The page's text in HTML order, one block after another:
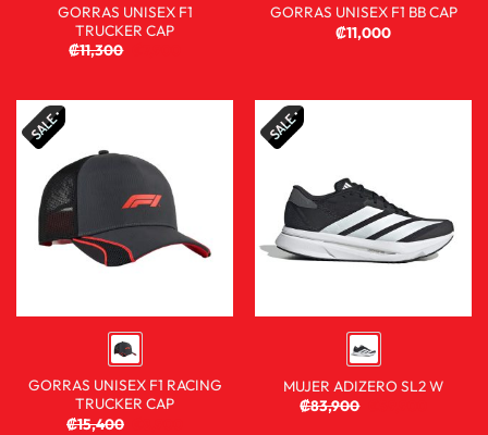
GORRAS UNISEX F1
TRUCKER CAP
₡11,300
GORRAS UNISEX F1 BB CAP
₡11,000
GORRAS UNISEX F1 RACING
TRUCKER CAP
₡15,400
MUJER ADIZERO SL2 W
₡83,900